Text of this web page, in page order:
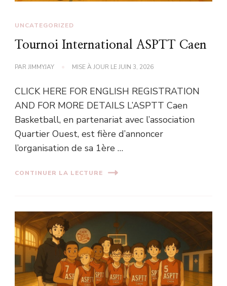
UNCATEGORIZED
Tournoi International ASPTT Caen
PARJIMMYJAY MISE À JOUR LEJUIN 3, 2026
CLICK HERE FOR ENGLISH REGISTRATION
AND FOR MORE DETAILS L’ASPTT Caen
Basketball, en partenariat avec l’association
Quartier Ouest, est fière d’annoncer
l’organisation de sa 1ère …
CONTINUER LA LECTURE